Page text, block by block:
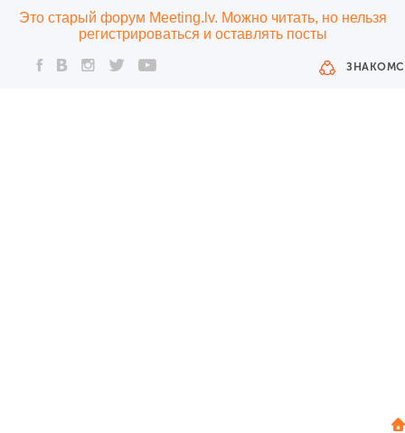
Это старый форум Meeting.lv. Можно читать, но нельзя
регистрироваться и оставлять посты